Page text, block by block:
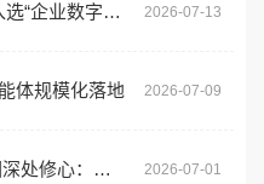
宁夏唯一入选企业！西云数据入选“企业数字化绿色化协同转型发展案例” 2026-07-13
体规模化落地 2026-07-09
中梁咨询 | 未名湖畔问道，燕园深处修心：一场中小企业家与千年国学的深度对话！ 2026-07-01